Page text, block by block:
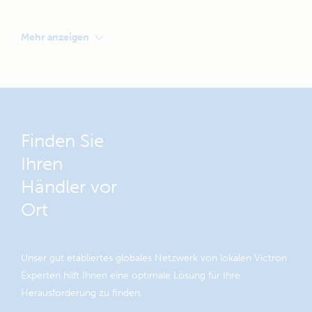
Mehr anzeigen
Finden Sie
Ihren
Händler vor
Ort
Unser gut etabliertes globales Netzwerk von lokalen Victron
Experten hilft Ihnen eine optimale Lösung für Ihre
Herausforderung zu finden.